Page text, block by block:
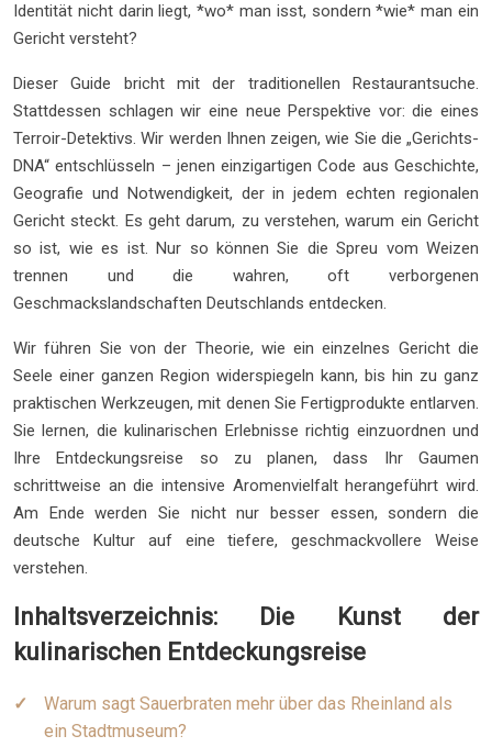
Identität nicht darin liegt, *wo* man isst, sondern *wie* man ein
Gericht versteht?
Dieser Guide bricht mit der traditionellen Restaurantsuche.
Stattdessen schlagen wir eine neue Perspektive vor: die eines
Terroir-Detektivs. Wir werden Ihnen zeigen, wie Sie die „Gerichts-
DNA“ entschlüsseln – jenen einzigartigen Code aus Geschichte,
Geografie und Notwendigkeit, der in jedem echten regionalen
Gericht steckt. Es geht darum, zu verstehen, warum ein Gericht
so ist, wie es ist. Nur so können Sie die Spreu vom Weizen
trennen und die wahren, oft verborgenen
Geschmackslandschaften Deutschlands entdecken.
Wir führen Sie von der Theorie, wie ein einzelnes Gericht die
Seele einer ganzen Region widerspiegeln kann, bis hin zu ganz
praktischen Werkzeugen, mit denen Sie Fertigprodukte entlarven.
Sie lernen, die kulinarischen Erlebnisse richtig einzuordnen und
Ihre Entdeckungsreise so zu planen, dass Ihr Gaumen
schrittweise an die intensive Aromenvielfalt herangeführt wird.
Am Ende werden Sie nicht nur besser essen, sondern die
deutsche Kultur auf eine tiefere, geschmackvollere Weise
verstehen.
Inhaltsverzeichnis: Die Kunst der
kulinarischen Entdeckungsreise
Warum sagt Sauerbraten mehr über das Rheinland als
ein Stadtmuseum?